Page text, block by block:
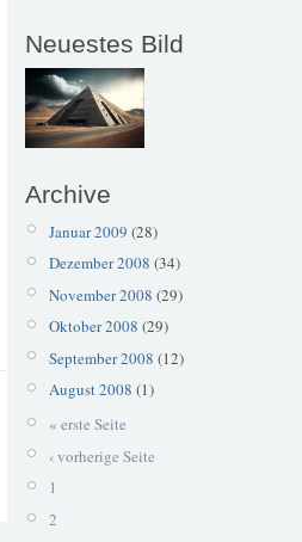
Neuestes Bild
Archive
Januar 2009 (28)
Dezember 2008 (34)
November 2008 (29)
Oktober 2008 (29)
September 2008 (12)
August 2008 (1)
« erste Seite
‹ vorherige Seite
1
2